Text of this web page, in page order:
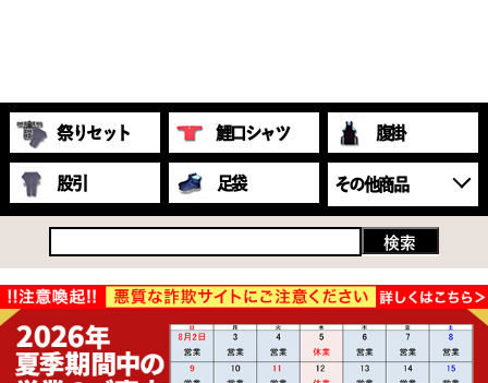
祭りセット 鯉口シャツ 腹掛
股引 足袋 その他商品